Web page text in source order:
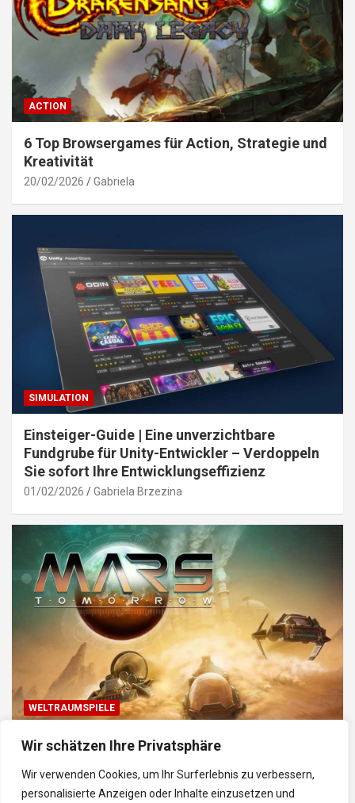
Wir schätzen Ihre Privatsphäre
Wir verwenden Cookies, um Ihr Surferlebnis zu verbessern,
personalisierte Anzeigen oder Inhalte einzusetzen und
ACTION
6 Top Browsergames für Action, Strategie und
Kreativität
20/02/2026 Gabriela
SIMULATION
Einsteiger-Guide | Eine unverzichtbare
Fundgrube für Unity-Entwickler – Verdoppeln
Sie sofort Ihre Entwicklungseffizienz
01/02/2026 Gabriela Brzezina
WELTRAUMSPIELE
Top Weltraum-Browser-Spiele: Erkunde, baue